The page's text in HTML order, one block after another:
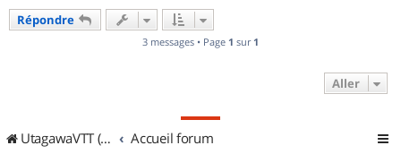
Répondre
3 messages • Page 1 sur 1
Aller
UtagawaVTT (Randos VTT et VTTAE avec traces GPS) Accueil forum